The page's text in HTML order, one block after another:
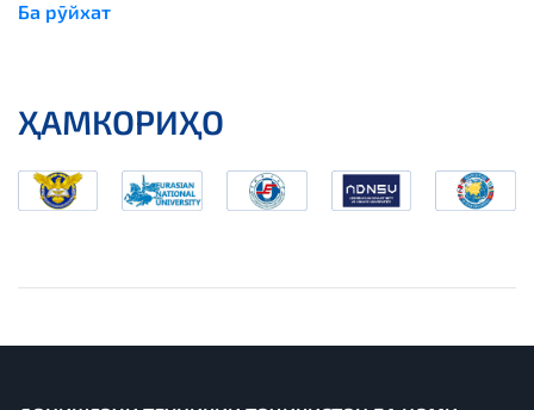
Ба рӯйхат
ҲАМКОРИҲО